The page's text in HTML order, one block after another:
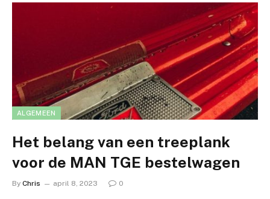
ALGEMEEN
Het belang van een treeplank
voor de MAN TGE bestelwagen
By Chris april 8, 2023 0